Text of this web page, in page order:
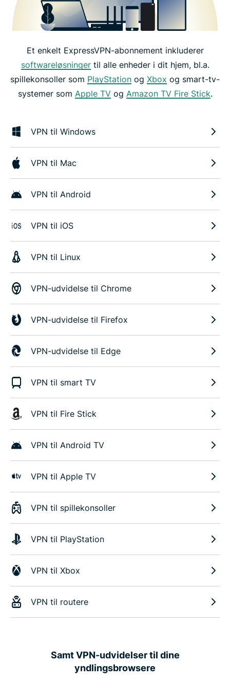
Et enkelt ExpressVPN-abonnement inkluderer
softwareløsningertil alle enheder i dit hjem, bl.a.
spillekonsoller som PlayStation og Xbox og smart-tv-
systemer som Apple TVog Amazon TV Fire Stick.
VPN til Windows
VPN til Mac
VPN til Android
VPN til iOS
VPN til Linux
VPN-udvidelse til Chrome
VPN-udvidelse til Firefox
VPN-udvidelse til Edge
VPN til smart TV
VPN til Fire Stick
VPN til Android TV
VPN til Apple TV
VPN til spillekonsoller
VPN til PlayStation
VPN til Xbox
VPN til routere
Samt VPN-udvidelser til dine
yndlingsbrowsere